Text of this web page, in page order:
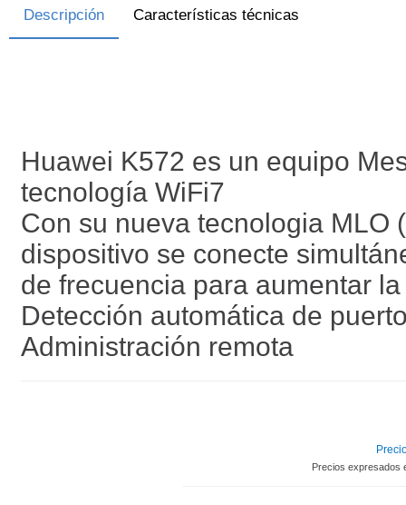
Descripción Características técnicas
Huawei K572 es un equipo
tecnología WiFi7
Con su nueva tecnologia MLO
dispositivo se conecte
de frecuencia para aumentar
Detección automática de
Administración remota
Precios expresados